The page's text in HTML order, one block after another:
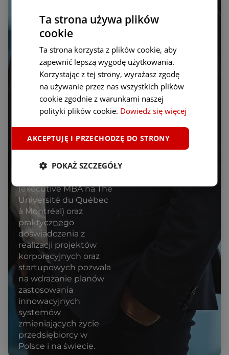
największej w Europie
Ogólnopolskiej Sieci
Certyfikowanych Biur
Rachunkowych OSCBR
(obecnie 3500
zrzeszonych biur
rachunkowych na
wspólnej platformie
technologicznej).
informatycznego
Wrocławska) i
(executive MBA na The
Université du Québec
à Montréal) oraz
praktycznego
doświadczenia z
realizacji projektów
korporacyjnych oraz
startupowych pozwala
na wdrażanie planów
zastosowania
innowacyjnych
systemów
zmieniających życie
przedsiębiorcy w
Polsce i na świecie.
Ta strona używa plików
cookie
Ta strona korzysta z plików cookie, aby
zapewnić lepszą wygodę użytkowania.
Korzystając z tej strony, wyrażasz zgodę
na używanie przez nas wszystkich plików
cookie zgodnie z warunkami naszej
polityki plików cookie. Dowiedz się więcej
AKCEPTUJĘ I PRZECHODZĘ DO STRONY
POKAŻ SZCZEGÓŁY